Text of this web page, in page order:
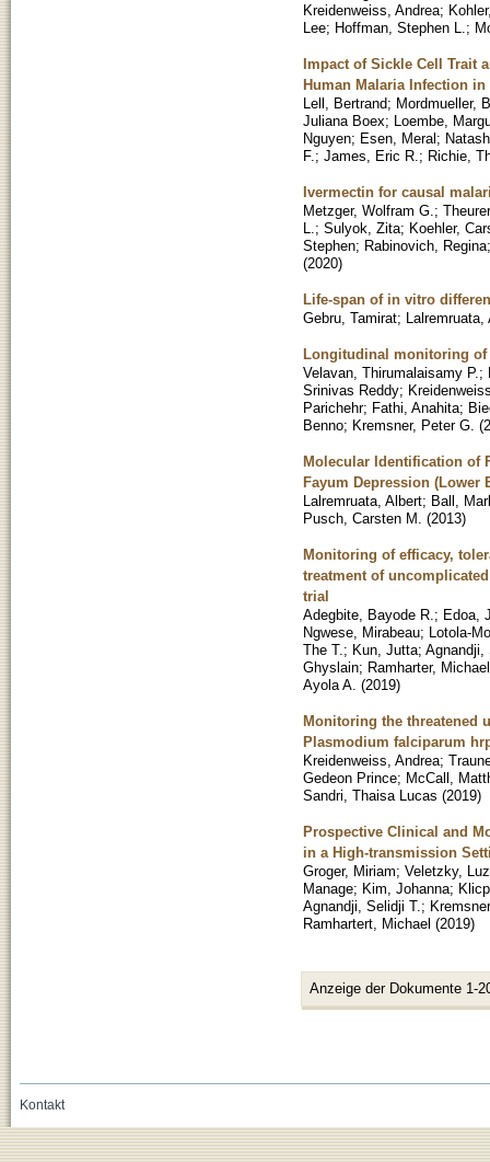
Kreidenweiss, Andrea;
Lee; Hoffman, Stephen L. ;
Impact of Sickle Cell Trait
Human Malaria Infection
Lell, Bertrand; Mordmueller,
Juliana Boex; Loembe,
Nguyen; Esen, Meral;
F. ; James, Eric R. ; Richie,
Ivermectin for causal
Metzger, Wolfram G. ;
L. ; Sulyok, Zita; Koehler,
Stephen; Rabinovich, Regina
(2020)
Life-span of in vitro
Gebru, Tamirat; Lalremruata,
Longitudinal monitoring of
Velavan, Thirumalaisamy P. ;
Srinivas Reddy;
Parichehr; Fathi, Anahita;
Benno; Kremsner, Peter G. (
Molecular Identification of
Fayum Depression (Lower
Lalremruata, Albert; Ball,
Pusch, Carsten M. (2013)
Monitoring of efficacy,
treatment of
trial
Adegbite, Bayode R. ; Edoa,
Ngwese, Mirabeau; Lotola-
The T. ; Kun, Jutta; Agnandji,
Ghyslain; Ramharter, Michael
Ayola A. (2019)
Monitoring the threatened
Plasmodium falciparum
Kreidenweiss, Andrea;
Gedeon Prince; McCall,
Sandri, Thaisa Lucas (2019)
Prospective Clinical and
in a High-transmission
Groger, Miriam; Veletzky,
Manage; Kim, Johanna;
Agnandji, Selidji T. ;
Ramhartert, Michael (2019)
Anzeige der Dokumente 1-
Kontakt